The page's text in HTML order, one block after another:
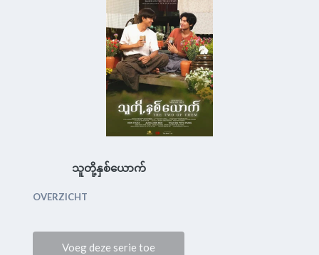
သူတို့နှစ်ယောက်
OVERZICHT
Voeg deze serie toe